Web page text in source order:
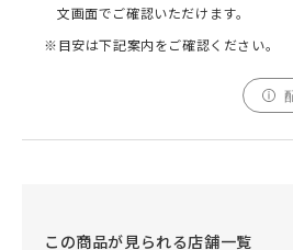
文画面でご確認いただけます。
※目安は下記案内をご確認ください。
この商品が見られる店舗一覧